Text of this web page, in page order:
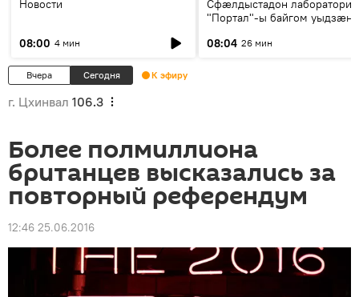
Новости
08:00 4 мин
Сфæлдыстадон лаборатори
"Портал"-ы байгом уыдзæн
Æхсары куыстыты равдыст
08:04 26 мин
Вчера Сегодня К эфиру
г. Цхинвал 106.3
Более полмиллиона
британцев высказались за
повторный референдум
12:46 25.06.2016